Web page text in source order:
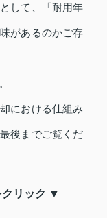
して、「耐用年
があるのかご存
における仕組み
後までご覧くだ
クリック ▼